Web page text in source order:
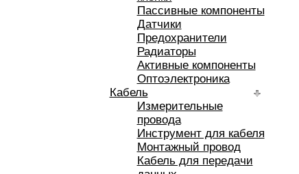
Пассивные компоненты
Датчики
Предохранители
Радиаторы
Активные компоненты
Оптоэлектроника
Кабель
Измерительные
провода
Инструмент для кабеля
Монтажный провод
Кабель для передачи